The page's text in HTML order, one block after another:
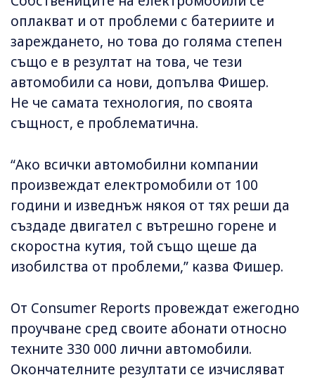
оплакват и от проблеми с батериите и
зареждането, но това до голяма степен
също е в резултат на това, че тези
автомобили са нови, допълва Фишер.
Не че самата технология, по своята
същност, е проблематична.
“Ако всички автомобилни компании
произвеждат електромобили от 100
години и изведнъж някоя от тях реши да
създаде двигател с вътрешно горене и
скоростна кутия, той също щеше да
изобилства от проблеми,” казва Фишер.
От Consumer Reports провеждат ежегодно
проучване сред своите абонати относно
техните 330 000 лични автомобили.
Окончателните резултати се изчисляват